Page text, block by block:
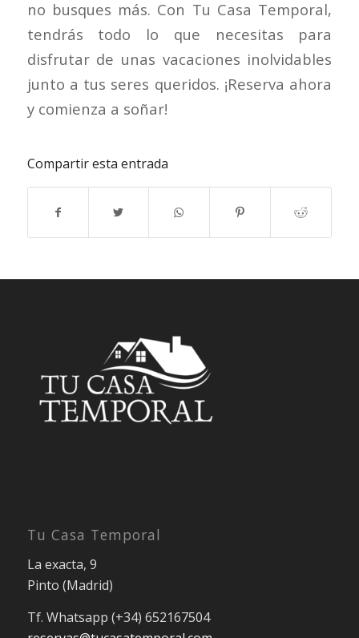
no busques más. Con Tu Casa Temporal,
tendrás todo lo que necesitas para
disfrutar de unas vacaciones inolvidables
junto a tus seres queridos. ¡Reserva ahora
y comienza a soñar!
Compartir esta entrada
Tu Casa Temporal
La exacta, 9
Pinto (Madrid)
Tf. Whatsapp (+34) 652167504